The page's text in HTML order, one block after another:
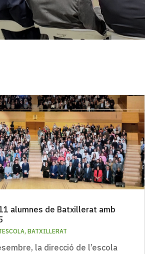
alumnes de Batxillerat amb
, BATXILLERAT
la direcció de l’escola